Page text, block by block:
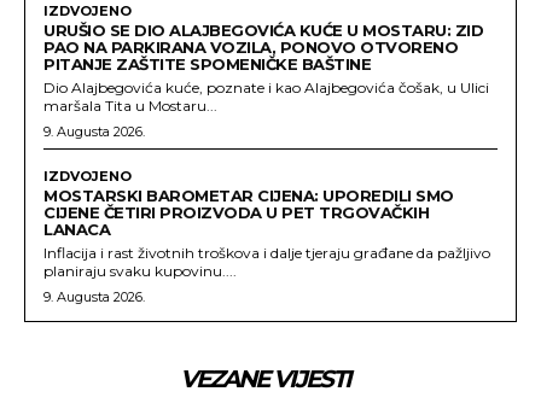
IZDVOJENO
URUŠIO SE DIO ALAJBEGOVIĆA KUĆE U MOSTARU: ZID
PAO NA PARKIRANA VOZILA, PONOVO OTVORENO
PITANJE ZAŠTITE SPOMENIČKE BAŠTINE
Dio Alajbegovića kuće, poznate i kao Alajbegovića čošak, u Ulici
maršala Tita u Mostaru...
9. Augusta 2026.
IZDVOJENO
MOSTARSKI BAROMETAR CIJENA: UPOREDILI SMO
CIJENE ČETIRI PROIZVODA U PET TRGOVAČKIH
LANACA
Inflacija i rast životnih troškova i dalje tjeraju građane da pažljivo
planiraju svaku kupovinu....
9. Augusta 2026.
VEZANE VIJESTI